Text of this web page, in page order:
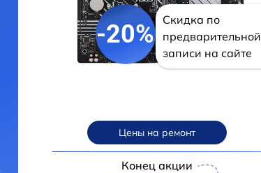
-20%
Скидка по
предварительной
записи на сайте
Цены на ремонт
Конец акции